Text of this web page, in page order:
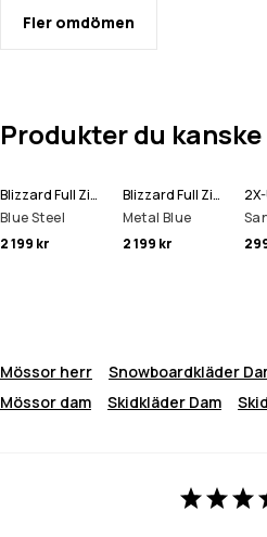
Fler omdömen
Produkter du
Blizzard Full Zip Snowboardjacka Man
Blue Steel
2 199 kr
Blizzard Full Zip Skidjacka Man
Metal Blue
2 199 kr
Mössor herr Snowboardkläder
Mössor dam
Skidkläder Dam